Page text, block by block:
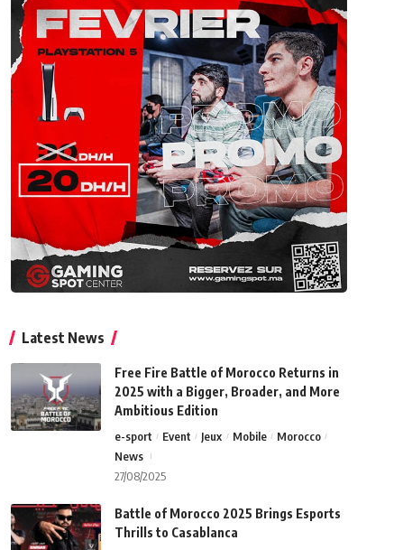
Latest News
Free Fire Battle of Morocco Returns in
2025 with a Bigger, Broader, and More
Ambitious Edition
e-sport Event Jeux Mobile
Morocco
News
27/08/2025
Battle of Morocco 2025 Brings Esports
Thrills to Casablanca